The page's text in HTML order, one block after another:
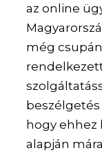
az online
még
hogy ehhez
alapján